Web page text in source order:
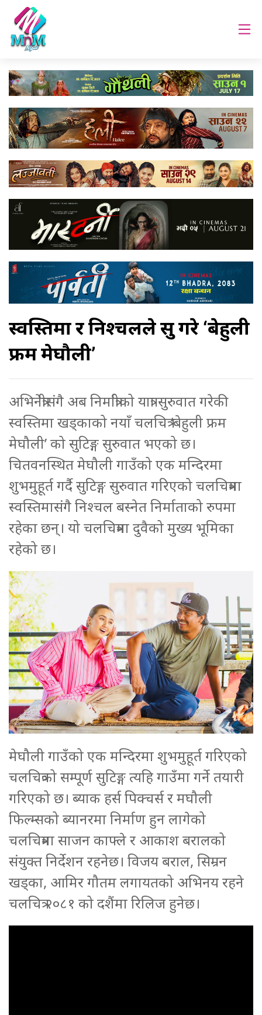
स्वस्तिमा र निश्चलले सुरु गरे ‘बेहुली
फ्रम मेघौली’
अभिनेत्रीसंगै अब निर्मात्रीको यात्रा सुरुवात गरेकी
स्वस्तिमा खड्काको नयाँ चलचित्र ‘बेहुली फ्रम
मेघौली’ को सुटिङ्ग सुरुवात भएको छ।
चितवनस्थित मेघौली गाउँको एक मन्दिरमा
शुभमुहूर्त गर्दै सुटिङ्ग सुरुवात गरिएको चलचित्रमा
स्वस्तिमासंगै निश्चल बस्नेत निर्माताको रुपमा
रहेका छन्। यो चलचित्रमा दुवैको मुख्य भूमिका
रहेको छ।
मेघौली गाउँको एक मन्दिरमा शुभमुहूर्त गरिएको
चलचित्रको सम्पूर्ण सुटिङ्ग त्यहि गाउँमा गर्ने तयारी
गरिएको छ। ब्याक हर्स पिक्चर्स र मघौली
फिल्म्सको ब्यानरमा निर्माण हुन लागेको
चलचित्रमा साजन काफ्ले र आकाश बरालको
संयुक्त निर्देशन रहनेछ। विजय बराल, सिम्रन
खड्का, आमिर गौतम लगायतको अभिनय रहने
चलचित्र २०८१ को दशैंमा रिलिज हुनेछ।